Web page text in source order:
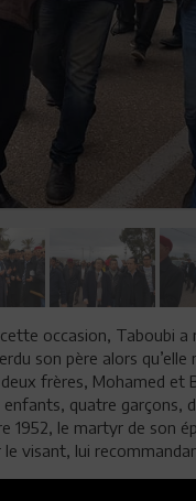
occasion, Taboubi
son père alors
frères, Mohamed et
quatre garçons,
1952, le martyr de son
visant, lui